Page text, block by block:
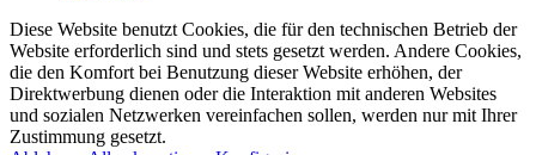
Diese Website benutzt Cookies, die für den technischen Betrieb der
Website erforderlich sind und stets gesetzt werden. Andere Cookies,
die den Komfort bei Benutzung dieser Website erhöhen, der
Direktwerbung dienen oder die Interaktion mit anderen Websites
und sozialen Netzwerken vereinfachen sollen, werden nur mit Ihrer
Zustimmung gesetzt.